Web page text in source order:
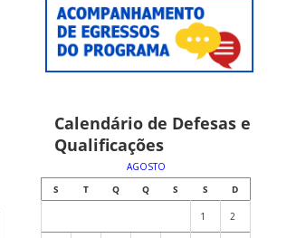
Calendário de Defesas e
Qualificações
AGOSTO
S
T Q Q S S D
1 2